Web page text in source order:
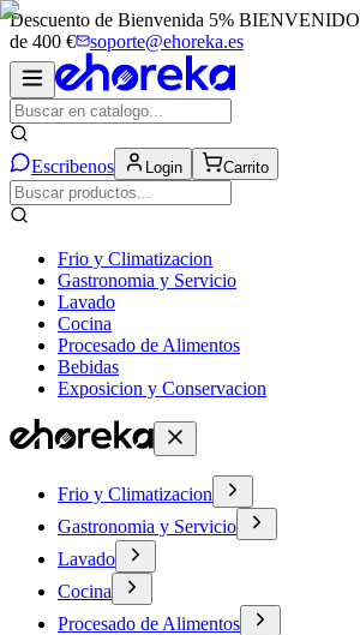
Descuento de Bienvenida 5% BIENVENIDO
de 400 €
soporte@ehoreka.es
Escribenos Login Carrito
Frio y Climatizacion
Gastronomia y Servicio
Lavado
Cocina
Procesado de Alimentos
Bebidas
Exposicion y Conservacion
Frio y Climatizacion
Gastronomia y Servicio
Lavado
Cocina
Procesado de Alimentos